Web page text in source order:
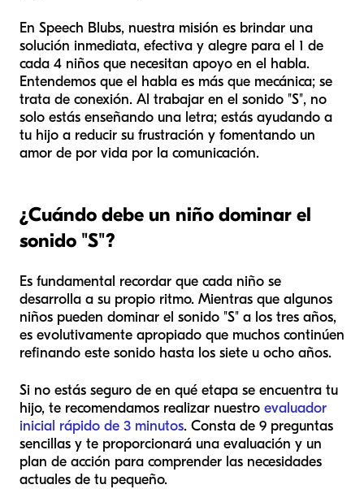
En Speech Blubs, nuestra misión es brindar una
solución inmediata, efectiva y alegre para el 1 de
cada 4 niños que necesitan apoyo en el habla.
Entendemos que el habla es más que mecánica; se
trata de conexión. Al trabajar en el sonido "S", no
solo estás enseñando una letra; estás ayudando a
tu hijo a reducir su frustración y fomentando un
amor de por vida por la comunicación.
¿Cuándo debe un niño dominar el
sonido "S"?
Es fundamental recordar que cada niño se
desarrolla a su propio ritmo. Mientras que algunos
niños pueden dominar el sonido "S" a los tres años,
es evolutivamente apropiado que muchos continúen
refinando este sonido hasta los siete u ocho años.
Si no estás seguro de en qué etapa se encuentra tu
hijo, te recomendamos realizar nuestro evaluador
inicial rápido de 3 minutos. Consta de 9 preguntas
sencillas y te proporcionará una evaluación y un
plan de acción para comprender las necesidades
actuales de tu pequeño.